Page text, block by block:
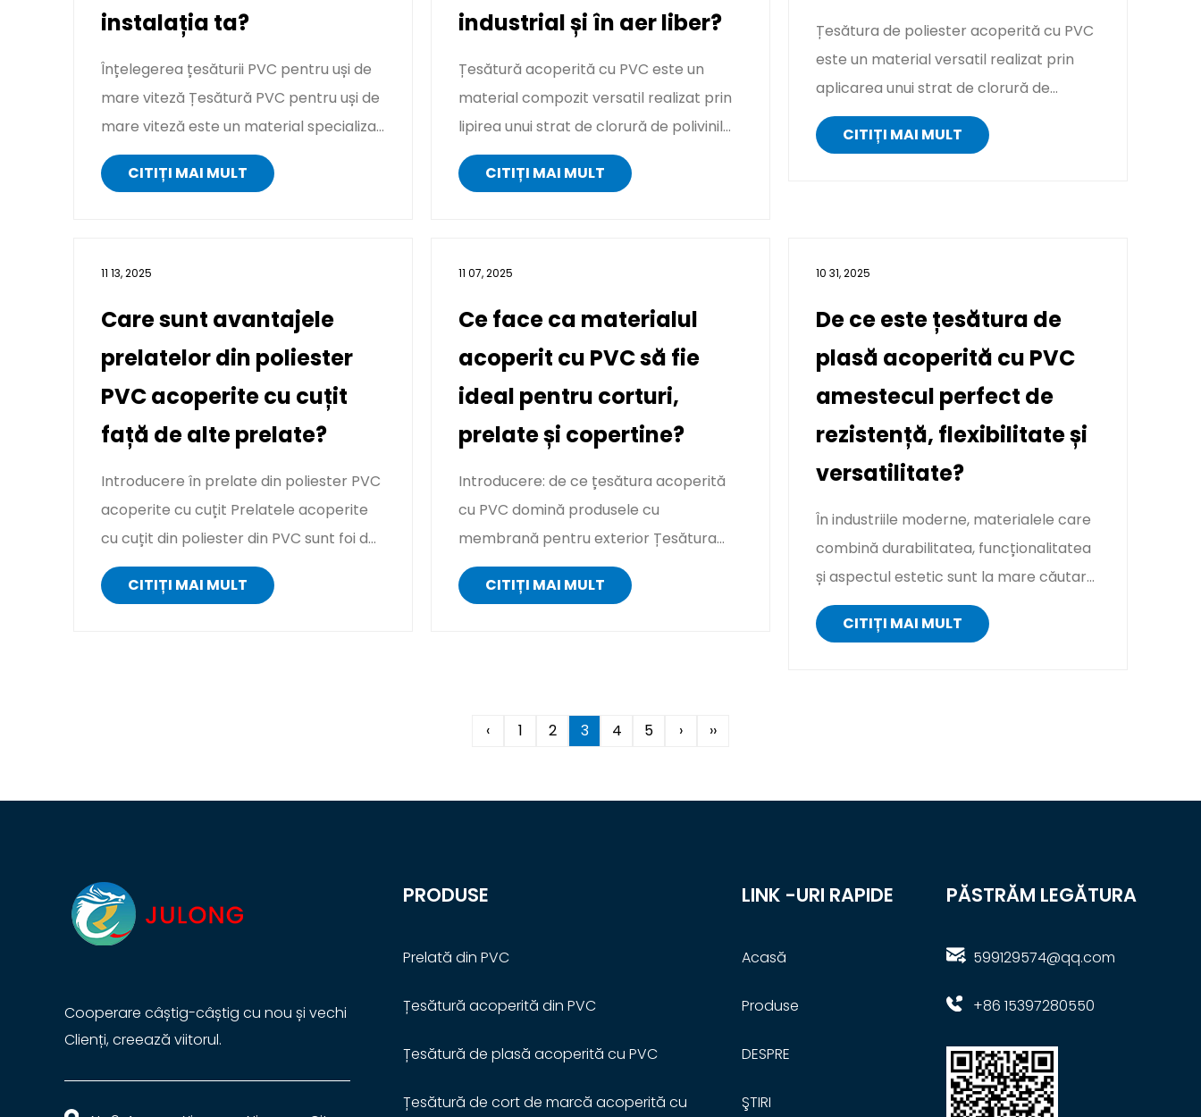
instalația ta?
Înțelegerea țesăturii PVC pentru uși de
mare viteză Țesătură PVC pentru uși de
mare viteză este un material specializat
folosit in usile i...
CITIȚI MAI MULT
industrial și în aer liber?
Țesătură acoperită cu PVC este un
material compozit versatil realizat prin
lipirea unui strat de clorură de polivinil
(PVC) pe un substrat țe...
CITIȚI MAI MULT
Țesătura de poliester acoperită cu PVC
este un material versatil realizat prin
aplicarea unui strat de clorură de
polivinil (PVC) pe o bază puterni...
CITIȚI MAI MULT
11 13, 2025
Care sunt avantajele
prelatelor din poliester
PVC acoperite cu cuțit
față de alte prelate?
Introducere în prelate din poliester PVC
acoperite cu cuțit Prelatele acoperite
cu cuțit din poliester din PVC sunt foi de
protecție premium con...
CITIȚI MAI MULT
11 07, 2025
Ce face ca materialul
acoperit cu PVC să fie
ideal pentru corturi,
prelate și copertine?
Introducere: de ce țesătura acoperită
cu PVC domină produsele cu
membrană pentru exterior Țesătura
acoperită cu PVC (textil acoperit cu
clorură ...
CITIȚI MAI MULT
10 31, 2025
De ce este țesătura de
plasă acoperită cu PVC
amestecul perfect de
rezistență, flexibilitate și
versatilitate?
În industriile moderne, materialele care
combină durabilitatea, funcționalitatea
și aspectul estetic sunt la mare căutare.
Printre acestea, țesătur...
CITIȚI MAI MULT
‹ 1 2 3 4 5 › ››
Cooperare câștig-câștig cu nou și vechi
Clienți, creează viitorul.
PRODUSE
Prelată din PVC
Țesătură acoperită din PVC
Țesătură de plasă acoperită cu PVC
Țesătură de cort de marcă acoperită cu
LINK -URI RAPIDE
Acasă
Produse
DESPRE
ŞTIRI
PĂSTRĂM LEGĂTURA
599129574@qq.com
+86 15397280550